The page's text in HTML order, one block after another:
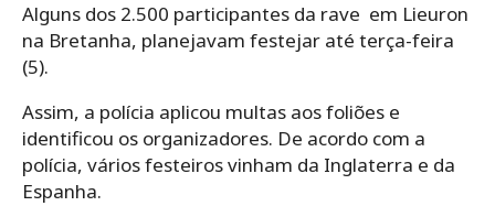
Alguns dos 2.500 participantes da rave em Lieuron
na Bretanha, planejavam festejar até terça-feira
(5).
Assim, a polícia aplicou multas aos foliões e
identificou os organizadores. De acordo com a
polícia, vários festeiros vinham da Inglaterra e da
Espanha.